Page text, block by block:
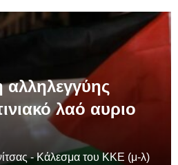
αλληλεγγύης
λαό αυριο
- Κάλεσμα του ΚΚΕ (μ-λ)